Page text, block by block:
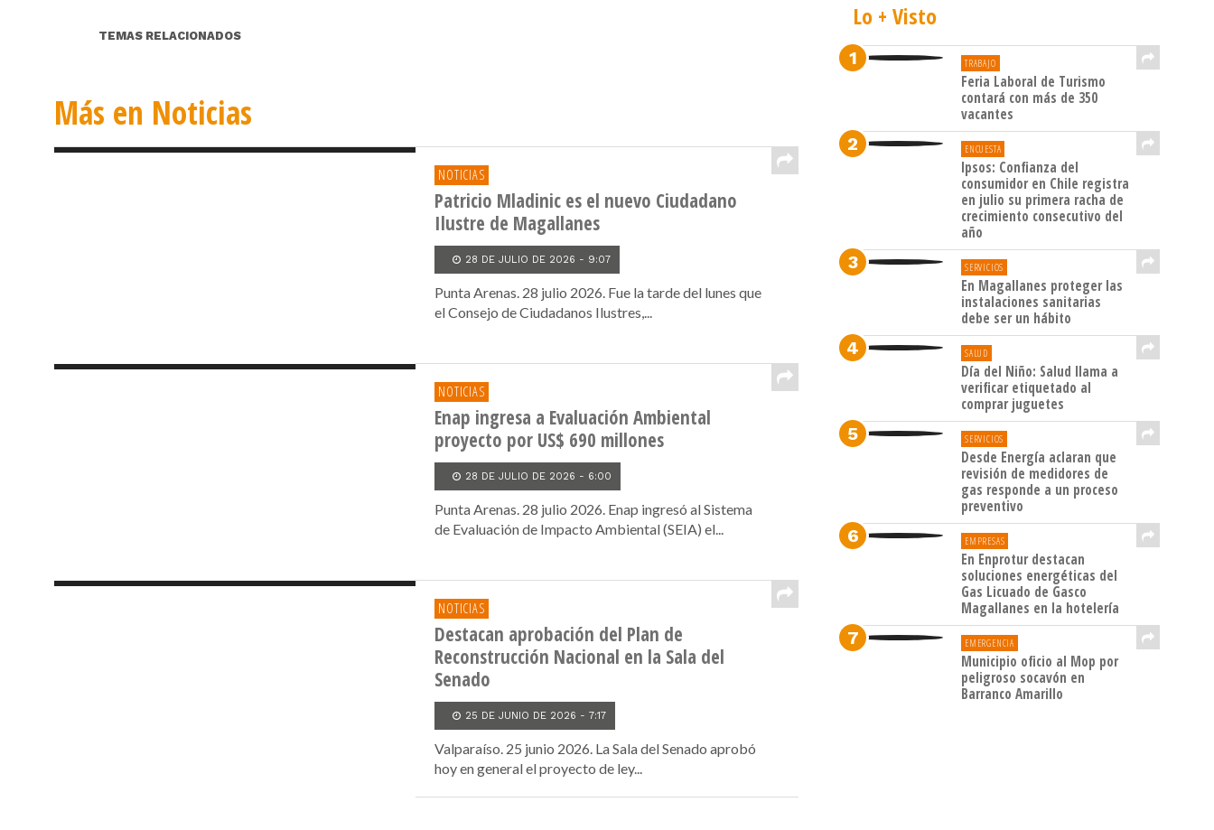
TEMAS RELACIONADOS
Más en Noticias
NOTICIAS
Patricio Mladinic es el nuevo Ciudadano
Ilustre de Magallanes
28 DE JULIO DE 2026 - 9:07
Punta Arenas. 28 julio 2026. Fue la tarde del lunes que
el Consejo de Ciudadanos Ilustres,...
NOTICIAS
Enap ingresa a Evaluación Ambiental
proyecto por US$ 690 millones
28 DE JULIO DE 2026 - 6:00
Punta Arenas. 28 julio 2026. Enap ingresó al Sistema
de Evaluación de Impacto Ambiental (SEIA) el...
NOTICIAS
Destacan aprobación del Plan de
Reconstrucción Nacional en la Sala del
Senado
25 DE JUNIO DE 2026 - 7:17
Valparaíso. 25 junio 2026. La Sala del Senado aprobó
hoy en general el proyecto de ley...
Lo + Visto
TRABAJO
Feria Laboral de Turismo
contará con más de 350
vacantes
ENCUESTA
Ipsos: Confianza del
consumidor en Chile registra
en julio su primera racha de
crecimiento consecutivo del
año
SERVICIOS
En Magallanes proteger las
instalaciones sanitarias
debe ser un hábito
SALUD
Día del Niño: Salud llama a
verificar etiquetado al
comprar juguetes
SERVICIOS
Desde Energía aclaran que
revisión de medidores de
gas responde a un proceso
preventivo
EMPRESAS
En Enprotur destacan
soluciones energéticas del
Gas Licuado de Gasco
Magallanes en la hotelería
EMERGENCIA
Municipio oficio al Mop por
peligroso socavón en
Barranco Amarillo